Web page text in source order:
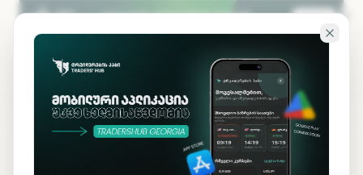
გადადი ძირითად შინაარსზე
KA EN